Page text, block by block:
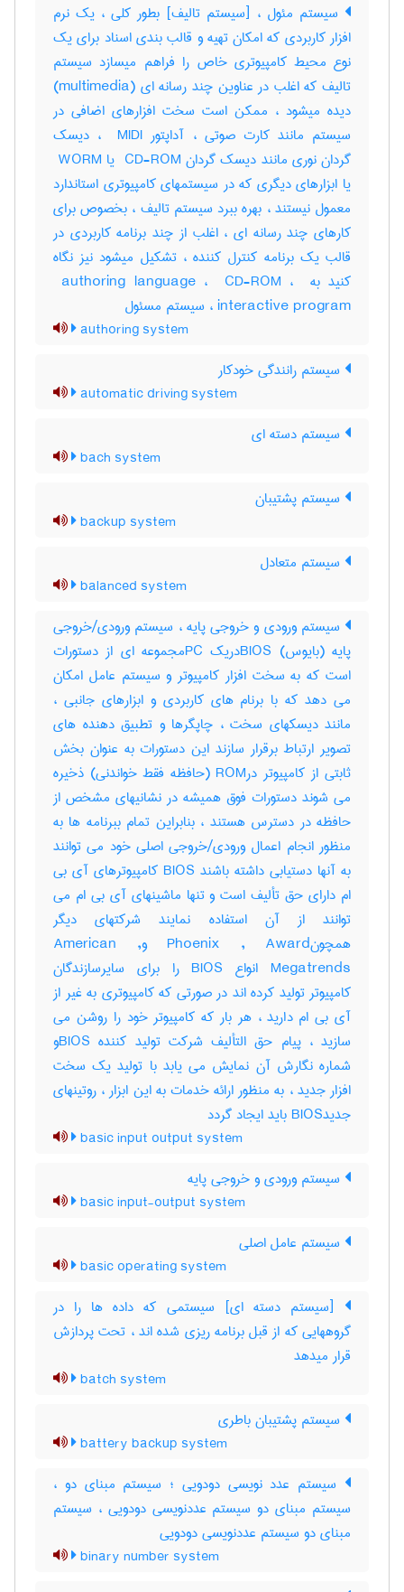
سیستم مئول ، [سیستم تالیف] بطور کلی ، یک نرم
افزار کاربردی که امکان تهیه و قالب بندی اسناد برای یک
نوع محیط کامپیوتری خاص را فراهم میسازد سیستم
تالیف که اغلب در عناوین چند رسانه ای (‎multimedia)
دیده میشود ، ممکن است سخت افزارهای اضافی در
سیستم مانند کارت صوتی ، آداپتور ‎ MIDI ، دیسک
گردان نوری مانند دیسک گردان ‎ CD-ROM یا ‎ WORM
یا ابزارهای دیگری که در سیستمهای کامپیوتری استاندارد
معمول نیستند ، بهره ببرد سیستم تالیف ، بخصوص برای
کارهای چند رسانه ای ، اغلب از چند برنامه کاربردی در
قالب یک برنامه کنترل کننده ، تشکیل میشود نیز نگاه
کنید به ‎ authoring language ، ‎ CD-ROM ، ‎
interactive program ، سیستم مسئول
authoring system
سیستم رانندگی خودکار
automatic driving system
سیستم دسته ای
bach system
سیستم پشتیبان
backup system
سیستم متعادل
balanced system
سیستم ورودی و خروجی پایه ، سیستم ورودی/خروجی
پایه (بایوس) BIOSدریک PCمجموعه ای از دستورات
است که به سخت افزار کامپیوتر و سیستم عامل امکان
می دهد که با برنام های کاربردی و ابزارهای جانبی ،
مانند دیسکهای سخت ، چاپگرها و تطبیق دهنده های
تصویر ارتباط برقرار سازند این دستورات به عنوان بخش
ثابتی از کامپیوتر درROM (حافظه فقط خواندنی) ذخیره
می شوند دستورات فوق همیشه در نشانیهای مشخص از
حافظه در دسترس هستند ، بنابراین تمام ببرنامه ها به
منظور انجام اعمال ورودی/خروجی اصلی خود می توانند
به آنها دستیابی داشته باشند BIOS کامپیوترهای آی بی
ام دارای حق تألیف است و تنها ماشینهای آی بی ام می
توانند از آن استفاده نمایند شرکتهای دیگر
همچونPhoenix , Award وAmerican ,
Megatrends انواع BIOS را برای سایرسازندگان
کامپیوتر تولید کرده اند در صورتی که کامپیوتری به غیر از
آی بی ام دارید ، هر بار که کامپیوتر خود را روشن می
سازید ، پیام حق التألیف شرکت تولید کننده BIOSو
شماره نگارش آن نمایش می یابد با تولید یک سخت
افزار جدید ، به منظور ارائه خدمات به این ابزار ، روتینهای
جدیدBIOS باید ایجاد گردد
basic input output system
سیستم ورودی و خروجی پایه
basic input-output system
سیستم عامل اصلی
basic operating system
[سیستم دسته ای] سیستمی که داده ها را در
گروههایی که از قبل برنامه ریزی شده اند ، تحت پردازش
قرار میدهد
batch system
سیستم پشتیبان باطری
battery backup system
سیستم عدد نویسی دودویی ؛ سیستم مبنای دو ،
سیستم مبنای دو سیستم عددنویسی دودویی ، سیستم
مبنای دو سیستم عددنویسی دودویی
binary number system